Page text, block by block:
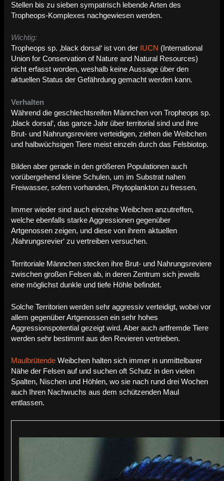
Stellen bis zu sieben sympatrisch lebende Arten des
Tropheops-Komplexes nachgewiesen werden.
Wichtig:
Tropheops sp. ‚black dorsal‘ ist von der IUCN (International
Union for Conservation of Nature and Natural Resources)
nicht erfasst worden, weshalb keine Aussage über den
aktuellen Status der Gefährdung gemacht werden kann.
Verhalten
Während die geschlechtsreifen Männchen von Tropheops sp.
‚black dorsal‘, das ganze Jahr über territorial sind und ihre
Brut- und Nahrungsreviere verteidigen, ziehen die Weibchen
und halbwüchsigen Tiere meist einzeln durch das Felsbiotop.
Bilden aber gerade in den größeren Populationen auch
vorübergehend kleine Schulen, um im Substrat nahen
Freiwasser, sofern vorhanden, Phytoplankton zu fressen.
Immer wieder sind auch einzelne Weibchen anzutreffen,
welche ebenfalls starke Aggressionen gegenüber
Artgenossen zeigen, und diese von ihrem aktuellen
‚Nahrungsrevier‘ zu vertreiben versuchen.
Territoriale Männchen stecken ihre Brut- und Nahrungsreviere
zwischen großen Felsen ab, in deren Zentrum sich jeweils
eine möglichst dunkle und tiefe Höhle befindet.
Solche Territorien werden sehr aggressiv verteidigt, wobei vor
allem gegenüber Artgenossen ein sehr hohes
Aggressionspotential gezeigt wird. Aber auch artfremde Tiere
werden sehr bestimmt aus den Revieren vertrieben.
Maulbrütende Weibchen halten sich immer in unmittelbarer
Nähe der Felsen auf und suchen oft Schutz in den vielen
Spalten, Nischen und Höhlen, wo sie nach rund drei Wochen
auch Ihren Nachwuchs aus dem schützenden Maul
entlassen.